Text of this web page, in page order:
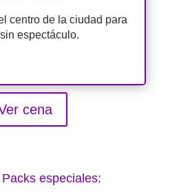
centro de la ciudad para
espectáculo.
cena
especiales: